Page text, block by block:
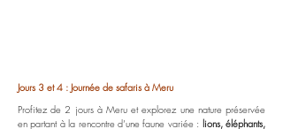
Jours 3 et 4 : Journée de safaris à Meru
Profitez de 2 jours à Meru et explorez une nature préservée
en partant à la rencontre d’une faune variée : lions, éléphants,